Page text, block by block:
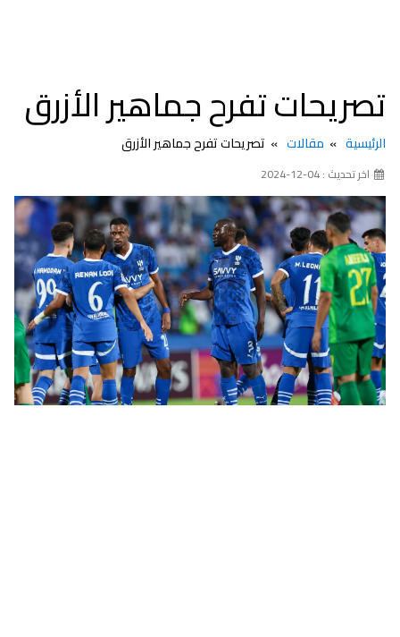
تصريحات تفرح جماهير الأزرق
الرئيسية مقالات تصريحات تفرح جماهير الأزرق
اخر تحديث : 04-12-2024